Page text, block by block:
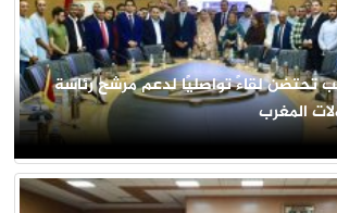
تحتضن لقاءً تواصليًا لدعم مرشح رئاسة
المغرب